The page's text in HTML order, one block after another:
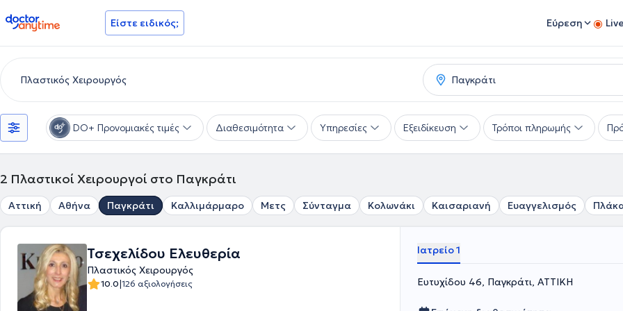
doctoranytime Είστε ειδικός; Εύρεση
DO+ Προνομιακές τιμές Διαθεσιμότητα Υπηρεσίες Εξειδίκευση Τρόποι πληρωμής
2 Πλαστικοί Χειρουργοί στο Παγκράτι
Αττική Αθήνα Παγκράτι Καλλιμάρμαρο Μετς Σύνταγμα Κολωνάκι Καισαριανή Ευαγγελισμός
Τσεχελίδου Ελευθερία
Πλαστικός Χειρουργός
10.0|126 αξιολογήσεις
Ιατρείο 1
Ευτυχίδου 46, Παγκράτι, ΑΤΤΙΚΗ